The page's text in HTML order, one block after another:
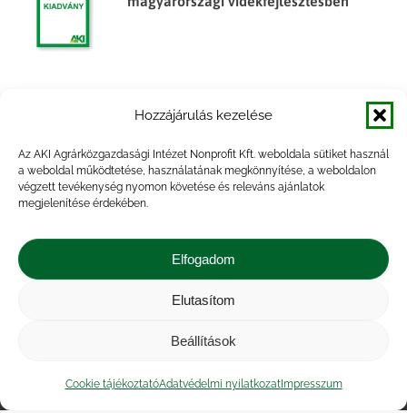
Hozzájárulás kezelése
Az AKI Agrárközgazdasági Intézet Nonprofit Kft. weboldala sütiket használ
a weboldal működtetése, használatának megkönnyítése, a weboldalon
végzett tevékenység nyomon követése és releváns ajánlatok
megjelenítése érdekében.
Elfogadom
Elutasítom
Beállítások
Cookie tájékoztatóAdatvédelmi nyilatkozatImpresszum
export-versenyképességének elemzése
ágazatainak helyzete, piaci kilátásai
rövid és középtávon
Közérdekű adatok
| Adatvédelmi nyilatkozat
|